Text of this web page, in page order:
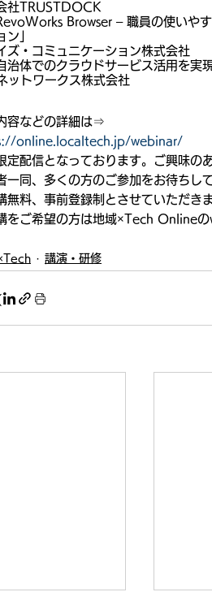
社TRUSTDOCK
Browser – 職員の使いやす
ン」
ズ・コミュニケーション株式会社
体でのクラウドサービス活用を実
ットワークス株式会社
容などの詳細は⇒
online.localtech.jp/webinar/
定配信となっております。ご興味の
一同、多くの方のご参加をお待ちし
無料、事前登録制とさせていただきま
をご希望の方は地域×Tech Onlineの
講演・研修